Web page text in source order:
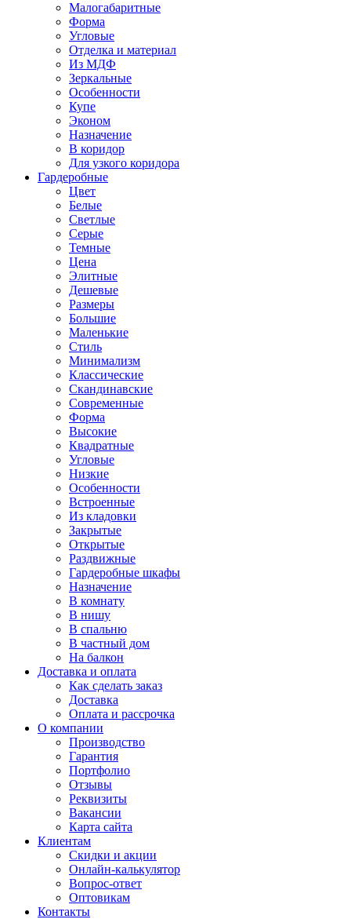
Малогабаритные
Форма
Угловые
Отделка и материал
Из МДФ
Зеркальные
Особенности
Купе
Эконом
Назначение
В коридор
Для узкого коридора
Гардеробные
Цвет
Белые
Светлые
Серые
Темные
Цена
Элитные
Дешевые
Размеры
Большие
Маленькие
Стиль
Минимализм
Классические
Скандинавские
Современные
Форма
Высокие
Квадратные
Угловые
Низкие
Особенности
Встроенные
Из кладовки
Закрытые
Открытые
Раздвижные
Гардеробные шкафы
Назначение
В комнату
В нишу
В спальню
В частный дом
На балкон
Доставка и оплата
Как сделать заказ
Доставка
Оплата и рассрочка
О компании
Производство
Гарантия
Портфолио
Отзывы
Реквизиты
Вакансии
Карта сайта
Клиентам
Скидки и акции
Онлайн-калькулятор
Вопрос-ответ
Оптовикам
Контакты